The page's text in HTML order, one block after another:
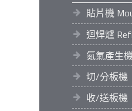
貼片機
迴焊爐
氮氣產生
切/分板機
收/送板機